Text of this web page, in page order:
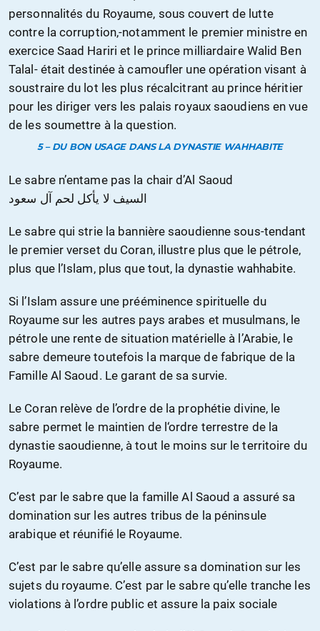
personnalités du Royaume, sous couvert de lutte
contre la corruption,-notamment le premier ministre en
exercice Saad Hariri et le prince milliardaire Walid Ben
Talal- était destinée à camoufler une opération visant à
soustraire du lot les plus récalcitrant au prince héritier
pour les diriger vers les palais royaux saoudiens en vue
de les soumettre à la question.
5 – DU BON USAGE DANS LA DYNASTIE WAHHABITE
Le sabre n’entame pas la chair d’Al Saoud
السيف لا يأكل لحم آل سعود
Le sabre qui strie la bannière saoudienne sous-tendant
le premier verset du Coran, illustre plus que le pétrole,
plus que l’Islam, plus que tout, la dynastie wahhabite.
Si l’Islam assure une prééminence spirituelle du
Royaume sur les autres pays arabes et musulmans, le
pétrole une rente de situation matérielle à l’Arabie, le
sabre demeure toutefois la marque de fabrique de la
Famille Al Saoud. Le garant de sa survie.
Le Coran relève de l’ordre de la prophétie divine, le
sabre permet le maintien de l‘ordre terrestre de la
dynastie saoudienne, à tout le moins sur le territoire du
Royaume.
C’est par le sabre que la famille Al Saoud a assuré sa
domination sur les autres tribus de la péninsule
arabique et réunifié le Royaume.
C’est par le sabre qu’elle assure sa domination sur les
sujets du royaume. C’est par le sabre qu’elle tranche les
violations à l’ordre public et assure la paix sociale